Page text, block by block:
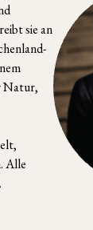
sie an
Natur,
Alle